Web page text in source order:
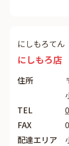
にしもろてん
にしもろ店
住所
TEL
FAX
配達エリア